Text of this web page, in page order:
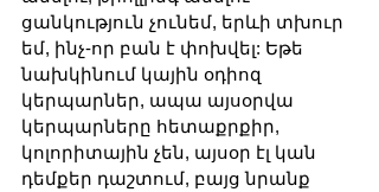
ցանկություն չունեմ, երևի տխուր
եմ, ինչ-որ բան է փոխվել: Եթե
նախկինում կային օդիոզ
կերպարներ, ապա այսօրվա
կերպարները հետաքրքիր,
կոլորիտային չեն, այսօր էլ կան
դեմքեր դաշտում, բայց նրանք